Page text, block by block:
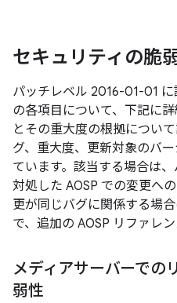
セキュリティの脆
パッチレベル 2016-01-01
の各項目について、下記に
とその重大度の根拠につい
グ、重大度、更新対象のバ
ています。該当する場合は
対処した AOSP での変更へ
更が同じバグに関係する場
で、追加の AOSP リファレ
メディアサーバーでの
弱性